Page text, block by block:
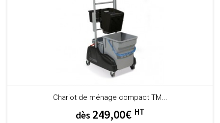
Chariot de ménage compact TM...
dès 249,00€ HT